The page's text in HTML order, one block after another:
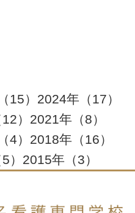
（15） 2024年 （17）
12） 2021年 （8）
（4） 2018年 （16）
5） 2015年 （3）